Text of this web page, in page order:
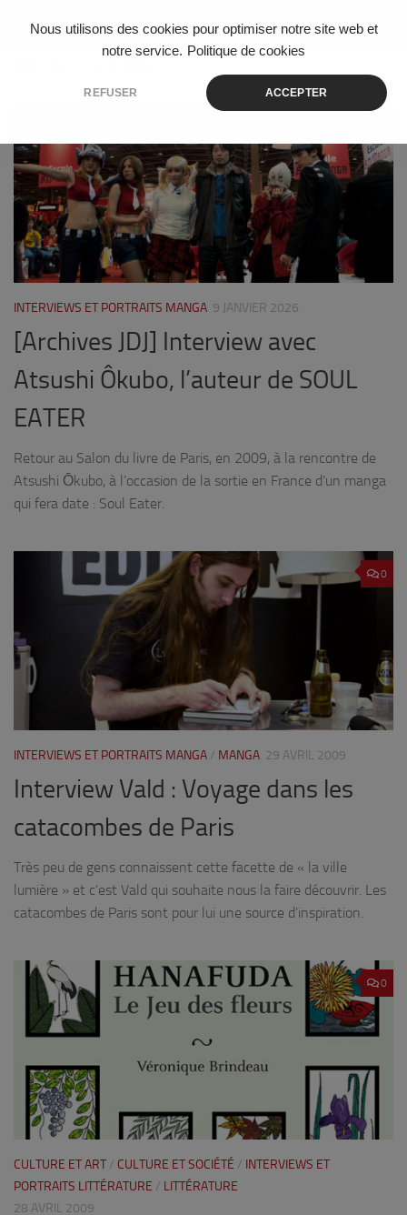
Nous utilisons des cookies pour optimiser notre site web et
notre service. Politique de cookies
REFUSER ACCEPTER
Skip to content
INTERVIEWS ET PORTRAITS MANGA 9 JANVIER 2026
[Archives JDJ] Interview avec
Atsushi Ôkubo, l’auteur de SOUL
EATER
Retour au Salon du livre de Paris, en 2009, à la rencontre de
Atsushi Ōkubo, à l’occasion de la sortie en France d’un manga
qui fera date : Soul Eater.
0
INTERVIEWS ET PORTRAITS MANGA / MANGA 29 AVRIL 2009
Interview Vald : Voyage dans les
catacombes de Paris
Très peu de gens connaissent cette facette de « la ville
lumière » et c’est Vald qui souhaite nous la faire découvrir. Les
catacombes de Paris sont pour lui une source d’inspiration.
0
CULTURE ET ART / CULTURE ET SOCIÉTÉ / INTERVIEWS ET
PORTRAITS LITTÉRATURE / LITTÉRATURE
28 AVRIL 2009